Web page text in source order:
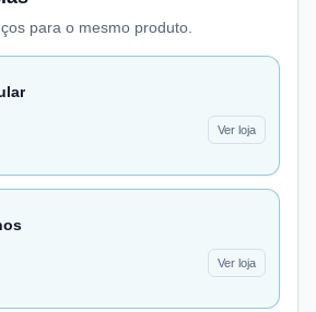
para o mesmo produto.
Ver loja
Ver loja